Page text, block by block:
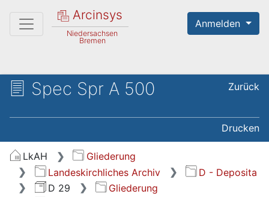
Arcinsys
Niedersachsen
Bremen
Anmelden
Spec Spr A 500 Zurück
Drucken
LkAH
Gliederung
Landeskirchliches Archiv
D - Deposita
D 29
Gliederung